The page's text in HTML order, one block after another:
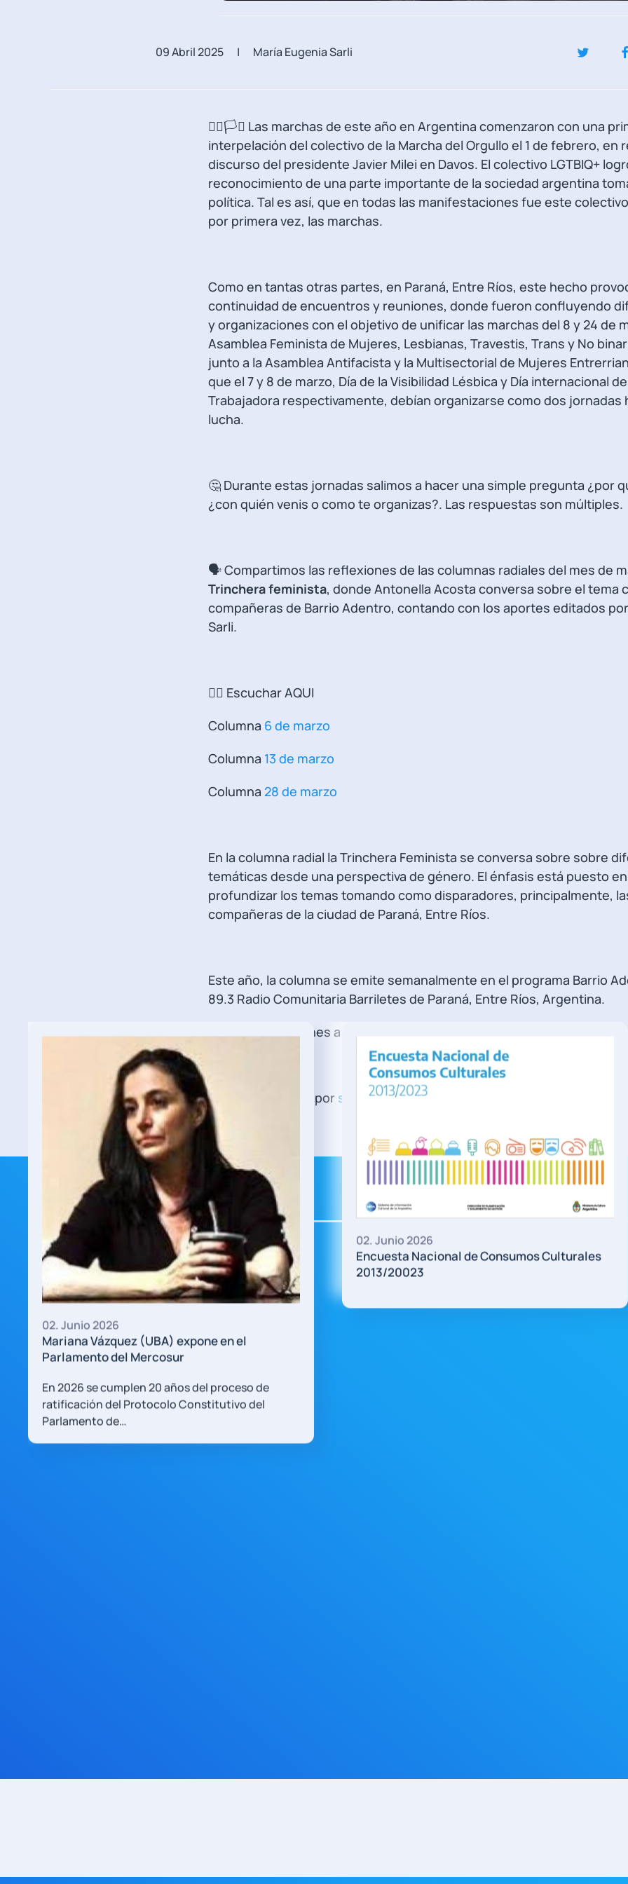
09 Abril 2025| María Eugenia Sarli
🏳️‍🌈🏳️‍⚧️ Las marchas de este año en Argentina comenzaron con una
interpelación del colectivo de la Marcha del Orgullo el 1 de febrero, en
discurso del presidente Javier Milei en Davos. El colectivo LGTBIQ+
reconocimiento de una parte importante de la sociedad argentina
política. Tal es así, que en todas las manifestaciones fue este
por primera vez, las marchas.
Como en tantas otras partes, en Paraná, Entre Ríos, este hecho
continuidad de encuentros y reuniones, donde fueron confluyendo
y organizaciones con el objetivo de unificar las marchas del 8 y 24 de
Asamblea Feminista de Mujeres, Lesbianas, Travestis, Trans y No
junto a la Asamblea Antifacista y la Multisectorial de Mujeres
que el 7 y 8 de marzo, Día de la Visibilidad Lésbica y Día internacional
Trabajadora respectivamente, debían organizarse como dos jornadas
lucha.
🤔 Durante estas jornadas salimos a hacer una simple pregunta ¿por
¿con quién venis o como te organizas?. Las respuestas son múltiples.
🗣️ Compartimos las reflexiones de las columnas radiales del mes de
Trinchera feminista, donde Antonella Acosta conversa sobre el tema
compañeras de Barrio Adentro, contando con los aportes editados
Sarli.
👉🏼 Escuchar AQUI
Columna 6 de marzo
Columna 13 de marzo
Columna 28 de marzo
En la columna radial la Trinchera Feminista se conversa sobre sobre
temáticas desde una perspectiva de género. El énfasis está puesto
profundizar los temas tomando como disparadores, principalmente,
compañeras de la ciudad de Paraná, Entre Ríos.
Este año, la columna se emite semanalmente en el programa Barrio
89.3 Radio Comunitaria Barriletes de Paraná, Entre Ríos, Argentina.
La cita es los viernes a las 11.
Este año también por streaming.
Artículos Recientes
de
del
02. Junio 2026
Encuesta Nacional de Consumos Culturales
2013/20023
Evo Morales: “No se gobierna
recursos naturales, ni
slot gacorEntrevista al
La historia de Bolivia de los